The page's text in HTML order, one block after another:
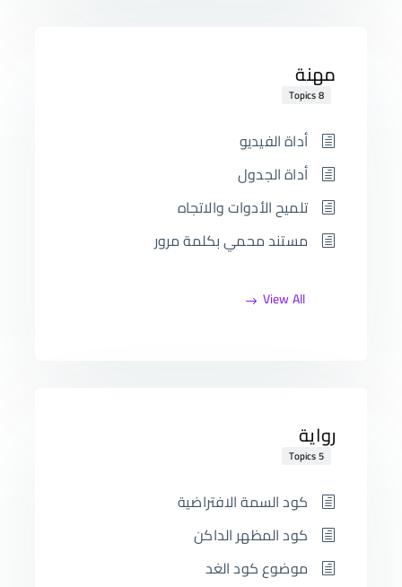
مهنة
8 Topics
أداة الفيديو
أداة الجدول
تلميح الأدوات والاتجاه
مستند محمي بكلمة مرور
View All
رواية
5 Topics
كود السمة الافتراضية
كود المظهر الداكن
موضوع كود الغد